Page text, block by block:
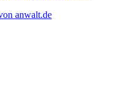
anwalt.de